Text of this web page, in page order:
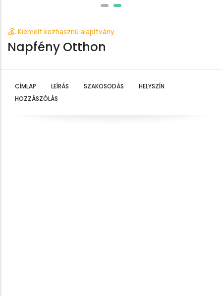
Kiemelt közhasznú alapítvány
Napfény Otthon
CÍMLAP LEÍRÁS SZAKOSODÁS
HELYSZÍN
HOZZÁSZÓLÁS